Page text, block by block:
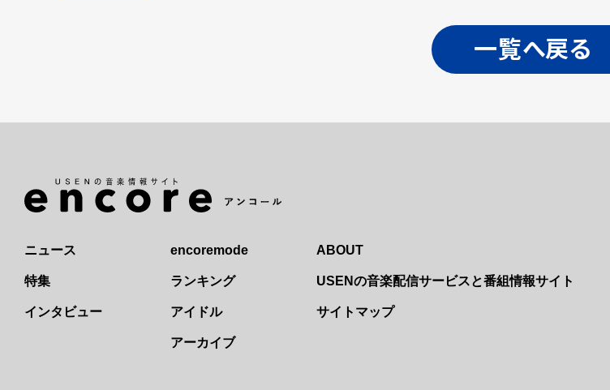
一覧へ戻る
ニュース
特集
インタビュー
encoremode
ランキング
アイドル
アーカイブ
ABOUT
USENの音楽配信サービスと番組情報サイト
サイトマップ